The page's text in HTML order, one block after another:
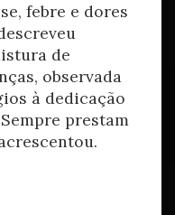
febre e dores
de
observada
à dedicação
prestam